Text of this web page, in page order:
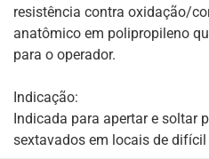
resistência contra oxidação/
anatômico em polipropileno
para o operador.
Indicação:
Indicada para apertar e soltar
sextavados em locais de difícil